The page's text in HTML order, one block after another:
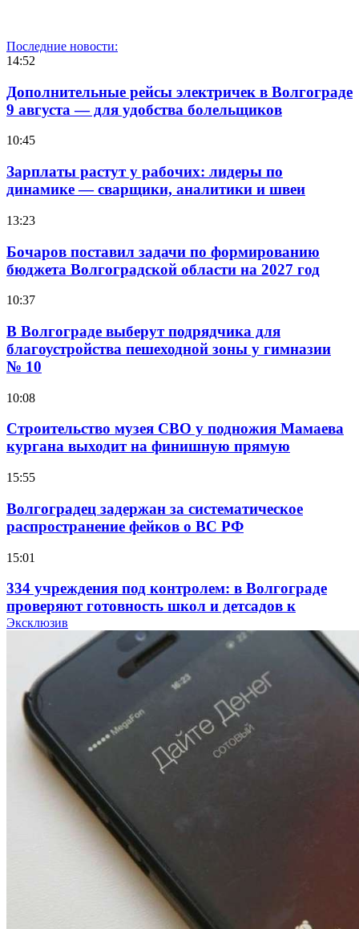
Последние новости:
14:52
Дополнительные рейсы электричек в Волгограде
9 августа — для удобства болельщиков
10:45
Зарплаты растут у рабочих: лидеры по
динамике — сварщики, аналитики и швеи
13:23
Бочаров поставил задачи по формированию
бюджета Волгоградской области на 2027 год
10:37
В Волгограде выберут подрядчика для
благоустройства пешеходной зоны у гимназии
№ 10
10:08
Строительство музея СВО у подножия Мамаева
кургана выходит на финишную прямую
15:55
Волгоградец задержан за систематическое
распространение фейков о ВС РФ
15:01
334 учреждения под контролем: в Волгограде
проверяют готовность школ и детсадов к
учебному году
Покушение на убийство в Волгограде: девушка
напала на незнакомую женщину с ножом
12:39
Сладкий праздник в Волгограде: в Центральном
парке прошёл фестиваль „Арбузный переполох“
Волгоградские компании нарастили экспорт:
заключены контракты на 3,6 млн долларов
Эксклюзив